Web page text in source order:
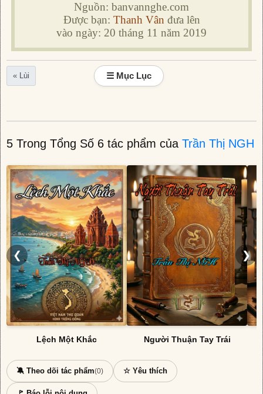
Nguồn: banvannghe.com
Được bạn: Thanh Vân đưa lên
vào ngày: 20 tháng 11 năm 2019
« Lùi ☰ Mục Lục
5 Trong Tổng Số 6 tác phẩm của Trần Thị NGH
❮
Lệch Một Khắc Người Thuận Tay Trái
❯
🔕 Theo dõi tác phẩm(0) ☆ Yêu thích